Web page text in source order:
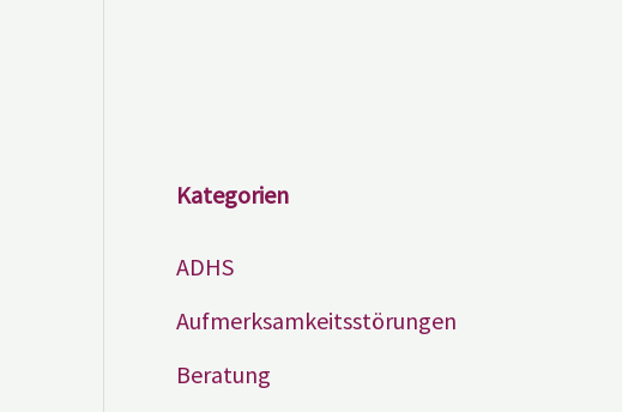
Kategorien
ADHS
Aufmerksamkeitsstörungen
Beratung